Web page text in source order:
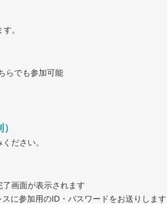
。
らでも参加可能
ださい。
画面が表示されます
に参加用のID・パスワードをお送りします